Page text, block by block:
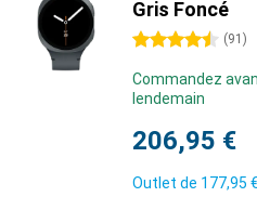
Gris Foncé
4.5 étoiles (91 )
Commandez
lendemain
206,95 €
Outlet de 177,95 €